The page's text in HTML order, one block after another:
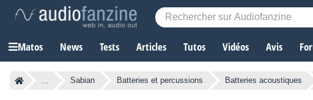
Matos News Tests Articles Tutos Vidéos Avis
... Sabian Batteries et percussions Batteries acoustiques